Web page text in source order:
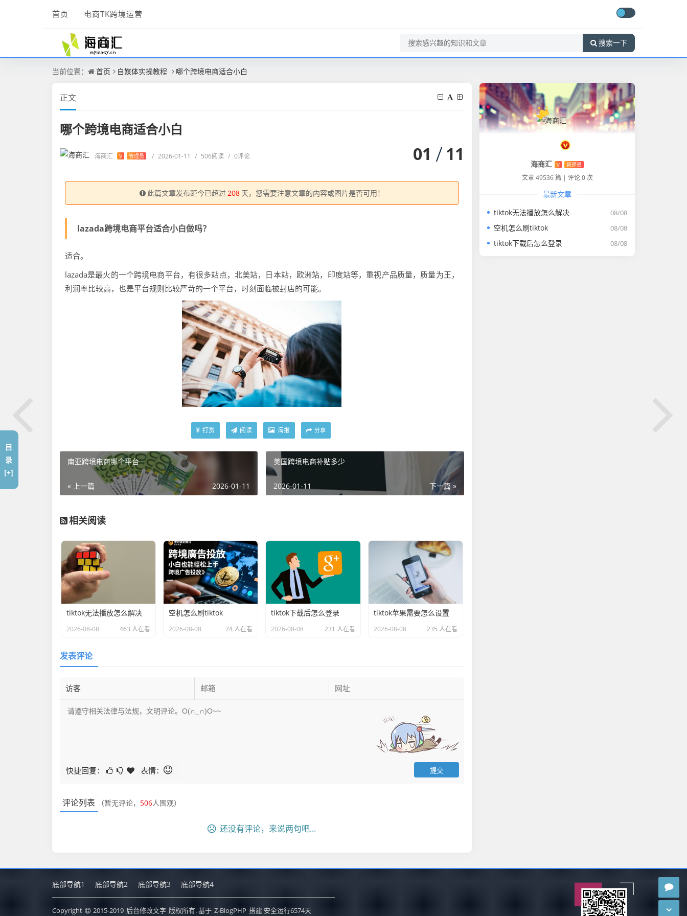
首页 电商TK跨境运营
搜索一下
当前位置： 首页 自媒体实操教程 哪个跨境电商适合小白
正文
哪个跨境电商适合小白
海商汇 V 管理员 / 2026-01-11 / 506阅读 / 0评论 01 11
此篇文章发布距今已超过 208 天，您需要注意文章的内容或图片是否可用！
lazada跨境电商平台适合小白做吗？
适合。
lazada是最火的一个跨境电商平台，有很多站点，北美站，日本站，欧洲站，印度站等，重视产品质量，质量为王，
利润率比较高，也是平台规则比较严苛的一个平台，时刻面临被封店的可能。
打赏 阅读 海报 分享
南亚跨境电商哪个平台
« 上一篇 2026-01-11
美国跨境电商补贴多少
下一篇 »
2026-01-11
相关阅读
tiktok无法播放怎么解决
2026-08-08 463 人在看
空机怎么刷tiktok
2026-08-08 74 人在看
tiktok下载后怎么登录
2026-08-08 231 人在看
tiktok苹果需要怎么设置
2026-08-08 235 人在看
发表评论
快捷回复： 表情：
评论列表 （暂无评论， 506人围观）
还没有评论，来说两句吧...
海商汇 V 管理员
文章 49536 篇 | 评论 0 次
最新文章
08/08
tiktok无法播放怎么解决
08/08
空机怎么刷tiktok
08/08
tiktok下载后怎么登录
目
录
[+]
底部导航1 底部导航2 底部导航3 底部导航4
Copyright 2015-2019 后台修改文字 版权所有. 基于 Z-BlogPHP 搭建 安全运行6574天